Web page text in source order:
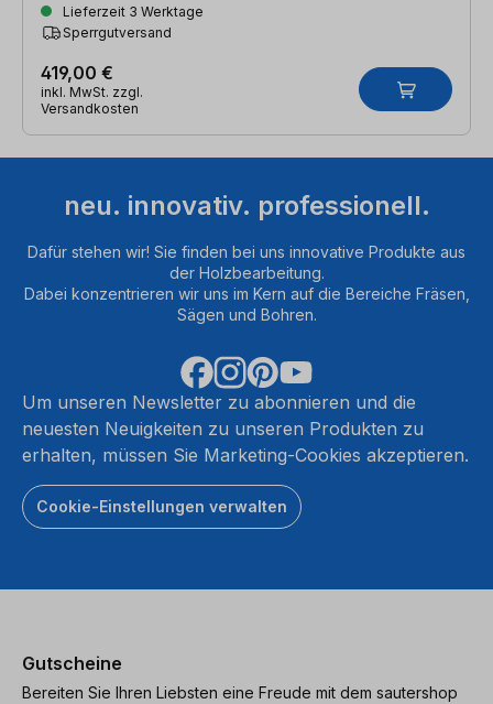
Lieferzeit 3 Werktage
Sperrgutversand
419,00 €
inkl. MwSt. zzgl.
Versandkosten
neu. innovativ. professionell.
Dafür stehen wir! Sie finden bei uns innovative Produkte aus
der Holzbearbeitung.
Dabei konzentrieren wir uns im Kern auf die Bereiche Fräsen,
Sägen und Bohren.
Um unseren Newsletter zu abonnieren und die
neuesten Neuigkeiten zu unseren Produkten zu
erhalten, müssen Sie Marketing-Cookies akzeptieren.
Cookie-Einstellungen verwalten
Gutscheine
Bereiten Sie Ihren Liebsten eine Freude mit dem sautershop